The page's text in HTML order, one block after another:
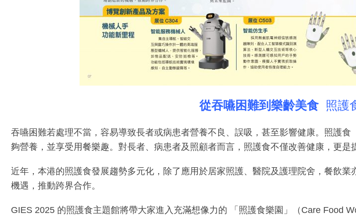
從吞嚥困難到樂齡美食 照護
吞嚥困難若處理不當，容易導致長者或病患者營養不良、誤吸，甚至影響健康。照護
夠營養，並享受用餐樂趣。對長者、病患者及照顧者而言，照護食不僅改善健康，更是
近年，本港的照護食發展趨勢多元化，除了應用於居家照護、醫院及護理院舍，餐飲
機遇，推動跨界合作。
GIES 2025 的照護食主題館將帶大家進入充滿想像力的 「照護食樂園」（Care Food